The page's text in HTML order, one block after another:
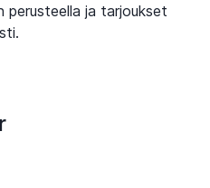
perusteella ja tarjoukset